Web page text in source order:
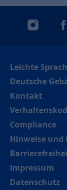
Leichte
Deutsche
Kontakt
Compliance
Hinweise und
Impressum
Datenschutz